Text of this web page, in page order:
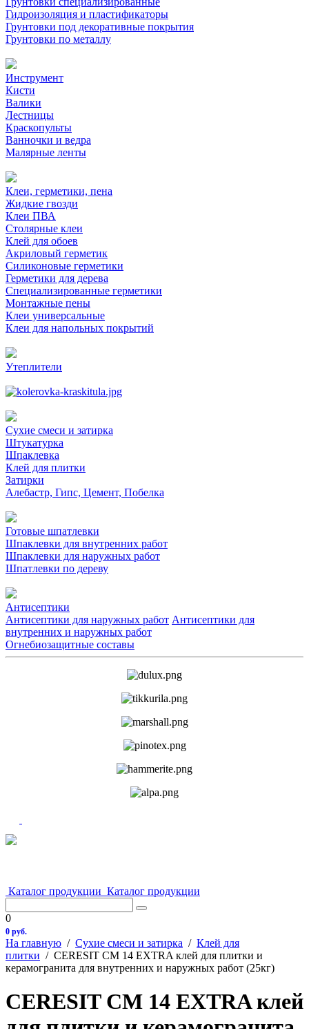
Гидроизоляция и пластификаторы
Грунтовки под декоративные покрытия
Грунтовки по металлу
Инструмент
Кисти
Валики
Лестницы
Краскопульты
Ванночки и ведра
Малярные ленты
Клеи, герметики, пена
Жидкие гвозди
Клеи ПВА
Столярные клеи
Клей для обоев
Акриловый герметик
Силиконовые герметики
Герметики для дерева
Специализированные герметики
Монтажные пены
Клеи универсальные
Клеи для напольных покрытий
Утеплители
Сухие смеси и затирка
Штукатурка
Шпаклевка
Клей для плитки
Затирки
Алебастр, Гипс, Цемент, Побелка
Готовые шпатлевки
Шпаклевки для внутренних работ
Шпаклевки для наружных работ
Шпатлевки по дереву
Антисептики
Антисептики для наружных работ Антисептики для
внутренних и наружных работ
Огнебиозащитные составы
Каталог продукции Каталог продукции
0
0 руб.
На главную / Сухие смеси и затирка / Клей для
плитки / CERESIT CM 14 EXTRA клей для плитки и
керамогранита для внутренних и наружных работ (25кг)
CERESIT CM 14 EXTRA клей